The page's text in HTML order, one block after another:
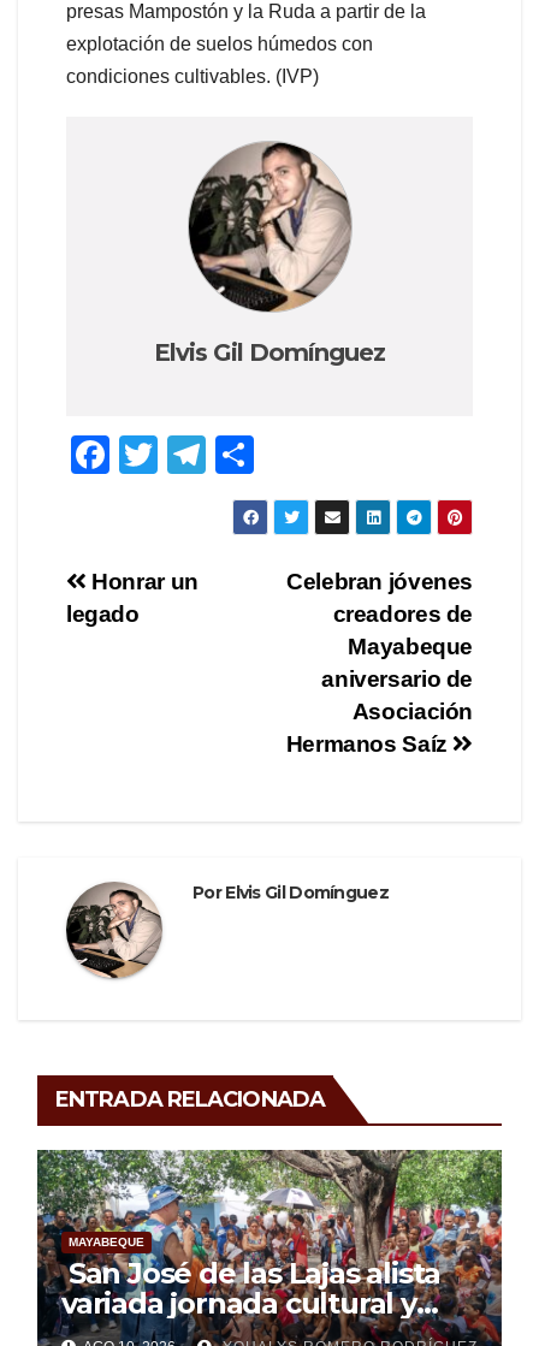
presas Mampostón y la Ruda a partir de la
explotación de suelos húmedos con
condiciones cultivables. (IVP)
Elvis Gil Domínguez
F
e
b
T
er
T
el o
m
Navegación
de
Celebran jóvenes
creadores de
Mayabeque
aniversario de
Asociación
Hermanos Saíz
Honrar un
legado
PorElvis Gil Domínguez
ENTRADA RELACIONADA
MAYABEQUE
San José de las Lajas alista
variada jornada cultural y
deportiva para festejar el Día